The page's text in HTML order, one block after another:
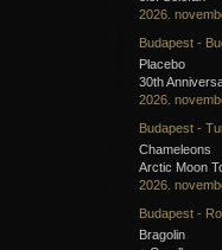
2026.
Budapest -
Placebo
30th
2026.
Budapest -
Chameleons
Arctic Moon
2026.
Budapest -
Bragolin